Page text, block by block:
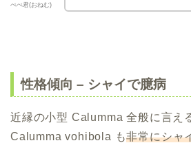
ぺぺ君(おねむ)
性格傾向 – シャイで臆病
近縁の小型 Calumma 全般に言え
Calumma vohibola も非常にシャ